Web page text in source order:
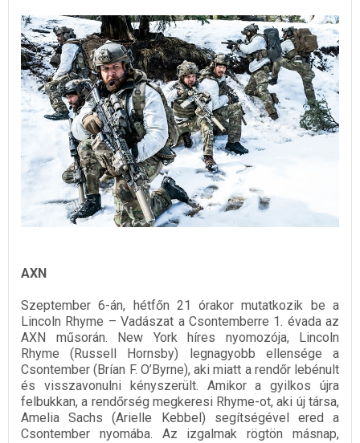
AXN
Szeptember 6-án, hétfőn 21 órakor mutatkozik be a
Lincoln Rhyme – Vadászat a Csontemberre 1. évada az
AXN műsorán. New York híres nyomozója, Lincoln
Rhyme (Russell Hornsby) legnagyobb ellensége a
Csontember (Brían F. O’Byrne), aki miatt a rendőr lebénult
és visszavonulni kényszerült. Amikor a gyilkos újra
felbukkan, a rendőrség megkeresi Rhyme-ot, aki új társa,
Amelia Sachs (Arielle Kebbel) segítségével ered a
Csontember nyomába. Az izgalmak rögtön másnap,